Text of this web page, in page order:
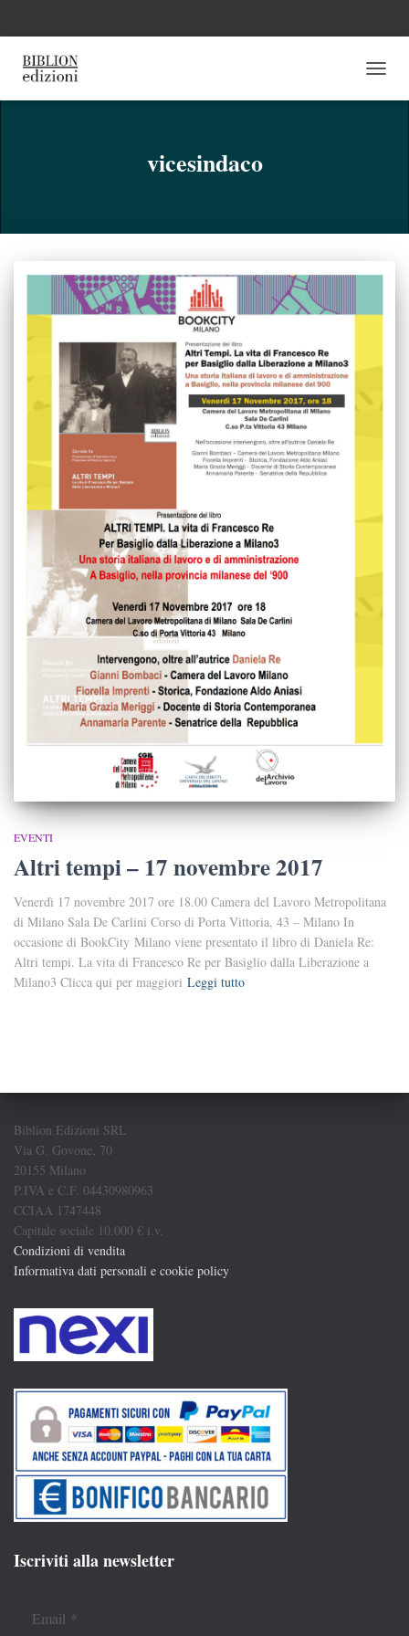
vicesindaco
EVENTI
Altri tempi – 17 novembre 2017
Venerdì 17 novembre 2017 ore 18.00 Camera del Lavoro Metropolitana
di Milano Sala De Carlini Corso di Porta Vittoria, 43 – Milano In
occasione di BookCity Milano viene presentato il libro di Daniela Re:
Altri tempi. La vita di Francesco Re per Basiglio dalla Liberazione a
Milano3 Clicca qui per maggiori Leggi tutto
Biblion Edizioni SRL
Via G. Govone, 70
20155 Milano
P.IVA e C.F. 04430980963
CCIAA 1747448
Capitale sociale 10.000 € i.v.
Condizioni di vendita
Informativa dati personali e cookie policy
Iscriviti alla newsletter
Email *